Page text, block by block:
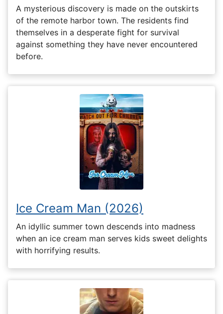
A mysterious discovery is made on the outskirts
of the remote harbor town. The residents find
themselves in a desperate fight for survival
against something they have never encountered
before.
Ice Cream Man (2026)
An idyllic summer town descends into madness
when an ice cream man serves kids sweet delights
with horrifying results.